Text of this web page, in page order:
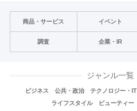
商品・サービス イベント
調査 企業・IR
ジャンル一覧
ビジネス 公共・政治 テクノロジー・IT
ライフスタイル
ビューティー